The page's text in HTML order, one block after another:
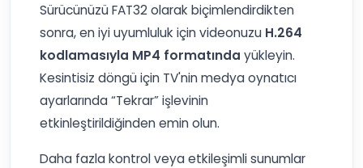
Sürücünüzü FAT32 olarak biçimlendirdikten
sonra, en iyi uyumluluk için videonuzu H.264
kodlamasıyla MP4 formatında yükleyin.
Kesintisiz döngü için TV'nin medya oynatıcı
ayarlarında “Tekrar” işlevinin
etkinleştirildiğinden emin olun.
Daha fazla kontrol veya etkileşimli sunumlar